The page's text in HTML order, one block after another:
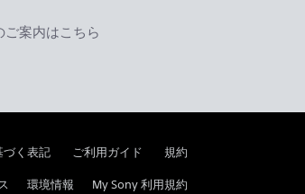
案内はこちら
づく表記 ご利用ガイド 規約
環境情報 My Sony 利用規約